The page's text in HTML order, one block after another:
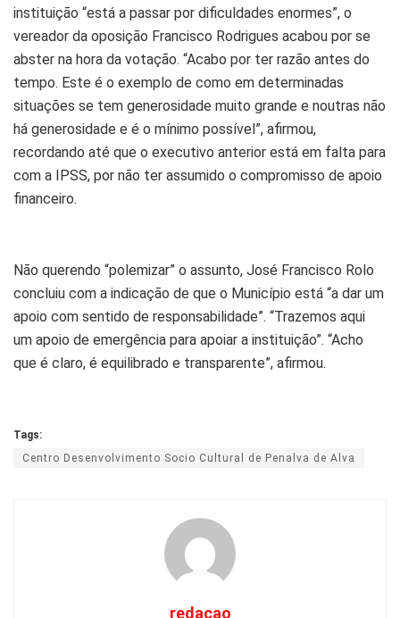
instituição “está a passar por dificuldades enormes”, o
vereador da oposição Francisco Rodrigues acabou por se
abster na hora da votação. “Acabo por ter razão antes do
tempo. Este é o exemplo de como em determinadas
situações se tem generosidade muito grande e noutras não
há generosidade e é o mínimo possível”, afirmou,
recordando até que o executivo anterior está em falta para
com a IPSS, por não ter assumido o compromisso de apoio
financeiro.
Não querendo “polemizar” o assunto, José Francisco Rolo
concluiu com a indicação de que o Município está “a dar um
apoio com sentido de responsabilidade”. “Trazemos aqui
um apoio de emergência para apoiar a instituição”. “Acho
que é claro, é equilibrado e transparente”, afirmou.
Tags:
Centro Desenvolvimento Socio Cultural de Penalva de Alva
redacao